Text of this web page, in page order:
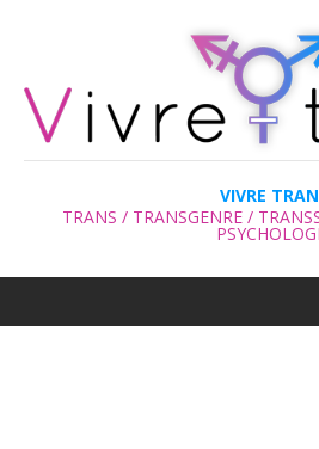
VIVRE
TRANS / TRANSGENRE /